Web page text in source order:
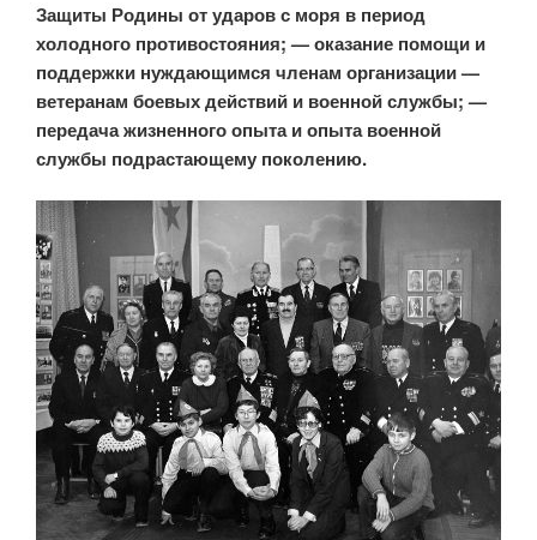
Защиты Родины от ударов с моря в период
холодного противостояния; — оказание помощи и
поддержки нуждающимся членам организации —
ветеранам боевых действий и военной службы; —
передача жизненного опыта и опыта военной
службы подрастающему поколению.